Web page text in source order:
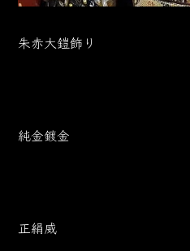
朱赤大鎧飾り
純金鍍金
正絹威